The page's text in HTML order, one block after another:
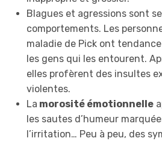
Blagues et agressions sont
comportements. Les
maladie de Pick ont
les gens qui les entourent.
elles profèrent des insultes
violentes.
La morosité émotionnelle
les sautes d’humeur
l’irritation… Peu à peu, des